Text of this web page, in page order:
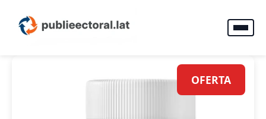
OFERTA